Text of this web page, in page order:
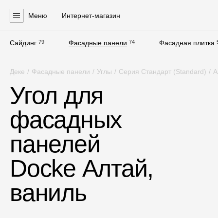
Меню Интернет-магазин
Сайдинг 79 Фасадные панели 74 Фасадная плитка
Сайдинг
Софиты
Фасадные панели
Фасадная плитка
Комплектующие для фасадов
Пленки и мембраны
Деке / Фасадные панели / Углы / Серия Стандарт (Standard) /
Угол для
фасадных
панелей
Docke Алтай,
ваниль